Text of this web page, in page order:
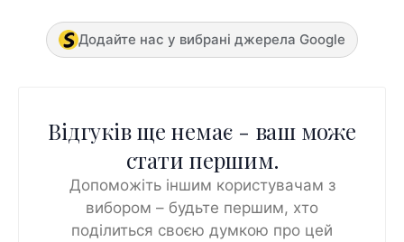
Додайте нас у вибрані джерела Google
Відгуків ще немає - ваш може
стати першим.
Допоможіть іншим користувачам з
вибором – будьте першим, хто
поділиться своєю думкою про цей